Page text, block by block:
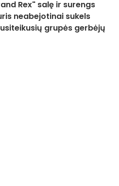
Rex" salę ir surengs
neabejotinai sukels
grupės gerbėjų